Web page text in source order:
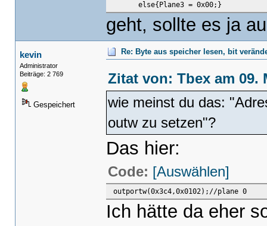
else{Plane3 = 0x00;}
outportw(0x3CE,0x0005);//setup
outportw(0x3c4,0x0102);//
k_memset((char*)
outportw(0x3c4,0x0202);//
outportw(0x3c4,0x0402);//
k_memset((char*)
outportw(0x3c4,0x0802);//
outportw(0x3c4,0x0F02);//
}
geht, sollte es ja
kevin
Administrator
Beiträge: 2 769
Gespeichert
Re: Byte aus speicher lesen, bit
Zitat von: Tbex am 09.
wie meinst du das:
outw zu setzen"?
Das hier:
Code: [Auswählen]
outportw(0x3c4,0x0102);//plane 0
Ich hätte da eher